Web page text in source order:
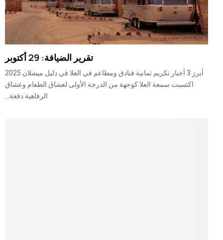
تقرير الضيافة: 29 أكتوبر
أبرز 3 أخبار تكريم ثمانية فنادق ومطاعم في العلا في دليل ميشلان 2025
اكتسبت سمعة العلا كوجهة من الدرجة الأولى لعشاق الطعام وعشاق
الرفاهية دفعة...